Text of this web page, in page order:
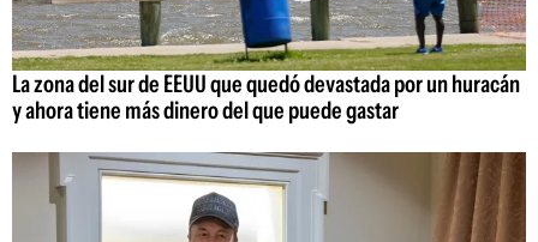
La zona del sur de EEUU que quedó devastada por un huracán
y ahora tiene más dinero del que puede gastar